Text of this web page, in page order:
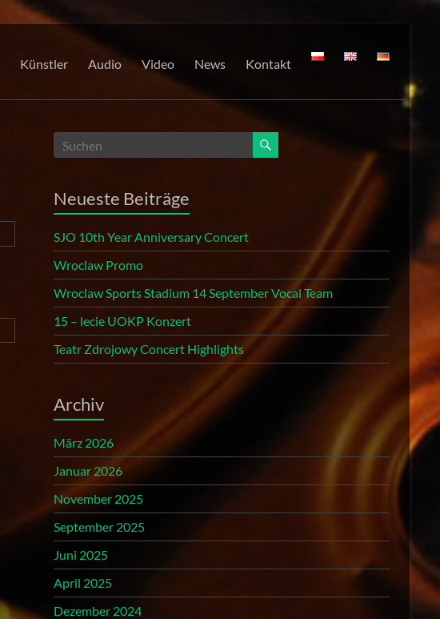
Künstler Audio Video News Kontakt
Neueste Beiträge
SJO 10th Year Anniversary Concert
Wroclaw Promo
Wroclaw Sports Stadium 14 September Vocal Team
15 – lecie UOKP Konzert
Teatr Zdrojowy Concert Highlights
Archiv
März 2026
Januar 2026
November 2025
September 2025
Juni 2025
April 2025
Dezember 2024